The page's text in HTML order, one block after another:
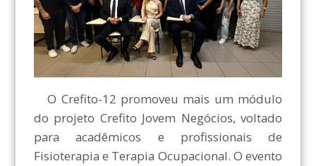
O Crefito-12 promoveu mais um módulo
do projeto Crefito Jovem Negócios, voltado
para acadêmicos e profissionais de
Fisioterapia e Terapia Ocupacional. O evento